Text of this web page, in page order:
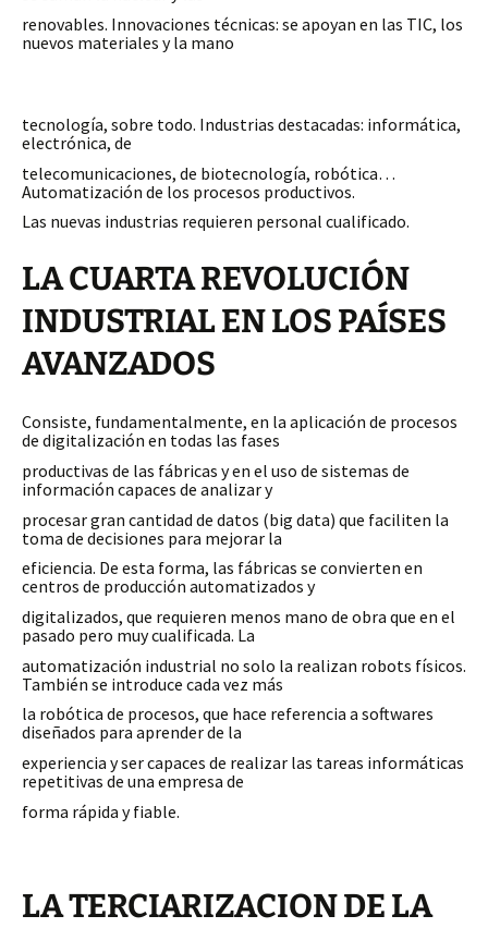
renovables. Innovaciones técnicas: se apoyan en las TIC, los
nuevos materiales y la mano
tecnología, sobre todo. Industrias destacadas: informática,
electrónica, de
telecomunicaciones, de biotecnología, robótica…
Automatización de los procesos productivos.
Las nuevas industrias requieren personal cualificado.
LA CUARTA REVOLUCIÓN
INDUSTRIAL EN LOS PAÍSES
AVANZADOS
Consiste, fundamentalmente, en la aplicación de procesos
de digitalización en todas las fases
productivas de las fábricas y en el uso de sistemas de
información capaces de analizar y
procesar gran cantidad de datos (big data) que faciliten la
toma de decisiones para mejorar la
eficiencia. De esta forma, las fábricas se convierten en
centros de producción automatizados y
digitalizados, que requieren menos mano de obra que en el
pasado pero muy cualificada. La
automatización industrial no solo la realizan robots físicos.
También se introduce cada vez más
la robótica de procesos, que hace referencia a softwares
diseñados para aprender de la
experiencia y ser capaces de realizar las tareas informáticas
repetitivas de una empresa de
forma rápida y fiable.
LA TERCIARIZACION DE LA